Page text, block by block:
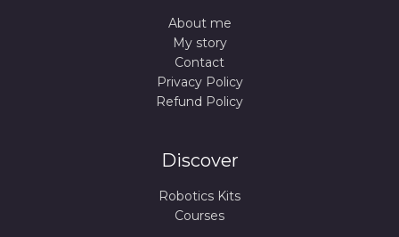
About me
My story
Contact
Privacy Policy
Refund Policy
Discover
Robotics Kits
Courses